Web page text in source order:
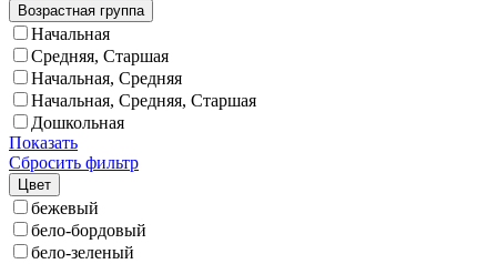
Возрастная группа
Начальная
Средняя, Старшая
Начальная, Средняя
Начальная, Средняя, Старшая
Дошкольная
Показать
Сбросить фильтр
Цвет
бежевый
бело-бордовый
бело-зеленый